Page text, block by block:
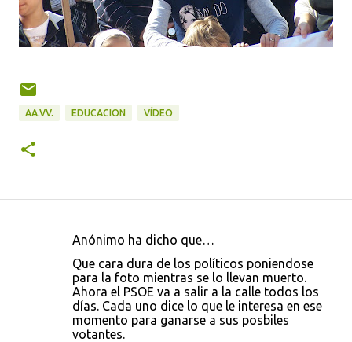
AA.VV. EDUCACION VÍDEO
Anónimo ha dicho que…
Que cara dura de los políticos poniendose
para la foto mientras se lo llevan muerto.
Ahora el PSOE va a salir a la calle todos los
días. Cada uno dice lo que le interesa en ese
momento para ganarse a sus posbiles
votantes.